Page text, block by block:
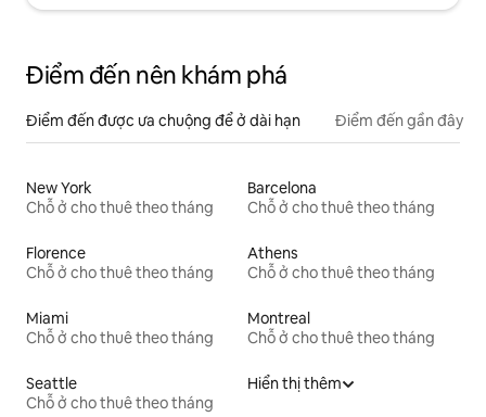
Điểm đến nên khám phá
Điểm đến được ưa chuộng để ở dài hạn Điểm đến gần đây
New York
Chỗ ở cho thuê theo tháng
Barcelona
Chỗ ở cho thuê theo tháng
Florence
Chỗ ở cho thuê theo tháng
Athens
Chỗ ở cho thuê theo tháng
Miami
Chỗ ở cho thuê theo tháng
Montreal
Chỗ ở cho thuê theo tháng
Seattle
Chỗ ở cho thuê theo tháng
Hiển thị thêm